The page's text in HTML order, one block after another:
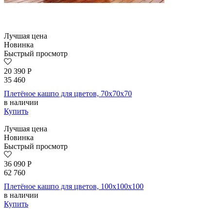
Лучшая цена
Новинка
Быстрый просмотр
20 390 Р
35 460
Плетёное кашпо для цветов, 70x70x70
в наличии
Купить
Лучшая цена
Новинка
Быстрый просмотр
36 090 Р
62 760
Плетёное кашпо для цветов, 100x100x100
в наличии
Купить